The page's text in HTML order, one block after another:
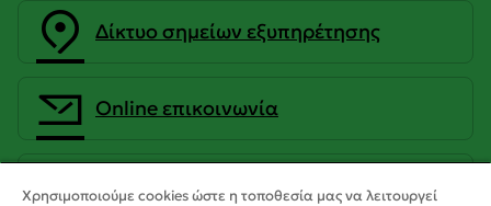
Δίκτυο σημείων εξυπηρέτησης
Οnline επικοινωνία
CrediaBank Ανώνυμη Τραπεζική
Χρησιμοποιούμε cookies ώστε η τοποθεσία μας να λειτουργεί